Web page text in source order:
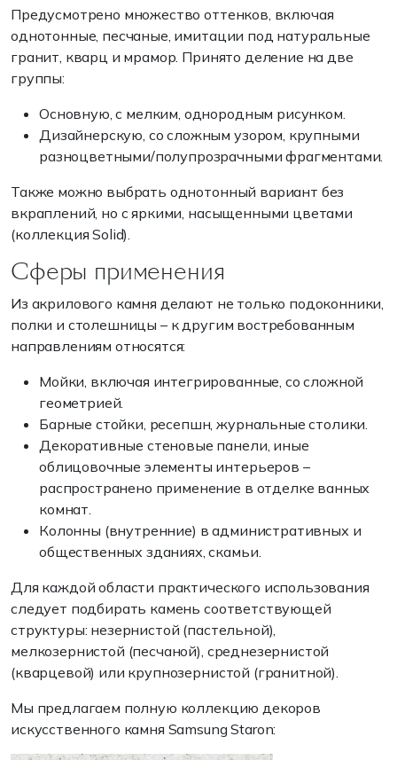
Предусмотрено множество оттенков, включая
однотонные, песчаные, имитации под натуральные
гранит, кварц и мрамор. Принято деление на две
группы:
Основную, с мелким, однородным рисунком.
Дизайнерскую, со сложным узором, крупными
разноцветными/полупрозрачными фрагментами.
Также можно выбрать однотонный вариант без
вкраплений, но с яркими, насыщенными цветами
(коллекция Solid).
Сферы применения
Из акрилового камня делают не только подоконники,
полки и столешницы – к другим востребованным
направлениям относятся:
Мойки, включая интегрированные, со сложной
геометрией.
Барные стойки, ресепшн, журнальные столики.
Декоративные стеновые панели, иные
облицовочные элементы интерьеров –
распространено применение в отделке ванных
комнат.
Колонны (внутренние) в административных и
общественных зданиях, скамьи.
Для каждой области практического использования
следует подбирать камень соответствующей
структуры: незернистой (пастельной),
мелкозернистой (песчаной), среднезернистой
(кварцевой) или крупнозернистой (гранитной).
Мы предлагаем полную коллекцию декоров
искусственного камня Samsung Staron: